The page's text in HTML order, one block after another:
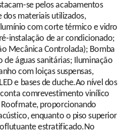
se pelos acabamentos
dos materiais utilizados,
com corte térmico e vidro
instalação de ar condicionado;
Mecânica Controlada); Bomba
águas sanitárias; Iluminação
com loiças suspensas,
e bases de duche.Ao nível dos
comrevestimento vinílico
proporcionando
enquanto o piso superior
estratificado.No